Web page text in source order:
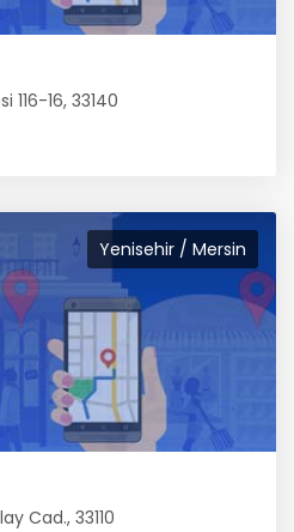
16, 33140
Yenisehir / Mersin
Cad., 33110